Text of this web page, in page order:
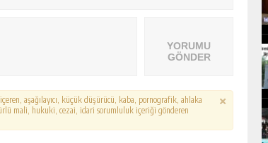
YORUMU
GÖNDER
aşağılayıcı, küçük düşürücü, kaba, pornografik, ahlaka
mali, hukuki, cezai, idari sorumluluk içeriği gönderen